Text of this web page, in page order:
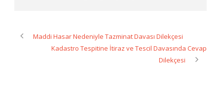
Maddi Hasar Nedeniyle Tazminat Davası Dilekçesi
Kadastro Tespitine İtiraz ve Tescil Davasında Cevap
Dilekçesi